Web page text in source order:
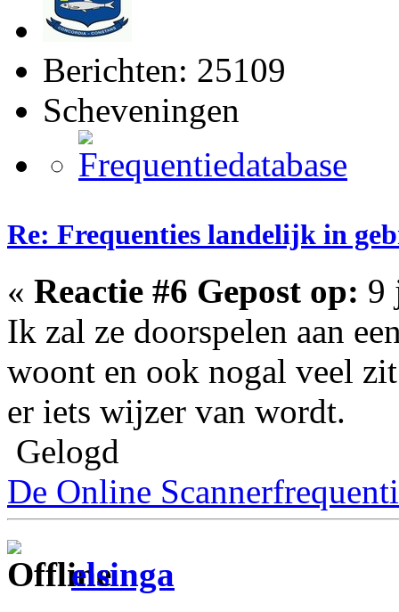
Berichten: 25109
Scheveningen
Re: Frequenties landelijk in
« Reactie #6 Gepost op: 9
Ik zal ze doorspelen aan
woont en ook nogal veel
er iets wijzer van wordt.
Gelogd
De Online
elsinga